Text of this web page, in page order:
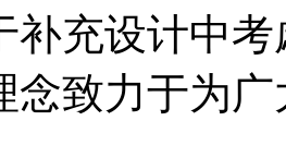
补充设计中
念致力于为